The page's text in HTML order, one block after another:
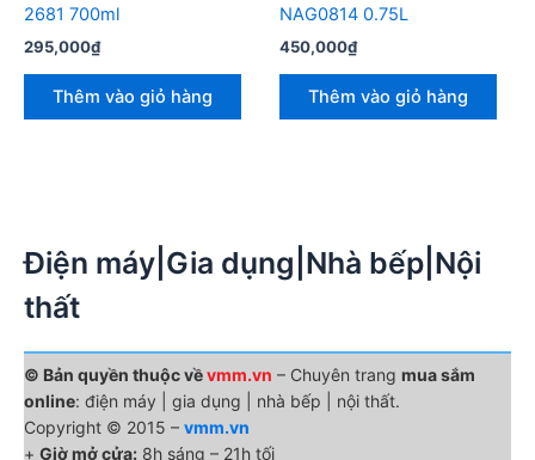
2681 700ml
295,000₫
Thêm vào giỏ hàng
NAG0814 0.75L
450,000₫
Thêm vào giỏ hàng
Điện máy|Gia dụng|Nhà bếp|Nội
thất
© Bản quyền thuộc vềvmm.vn – Chuyên trang mua sắm
online: điện máy | gia dụng | nhà bếp | nội thất.
Copyright © 2015 – vmm.vn
+ Giờ mở cửa: 8h sáng – 21h tối